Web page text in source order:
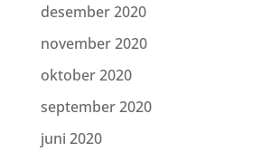
desember 2020
november 2020
oktober 2020
september 2020
juni 2020